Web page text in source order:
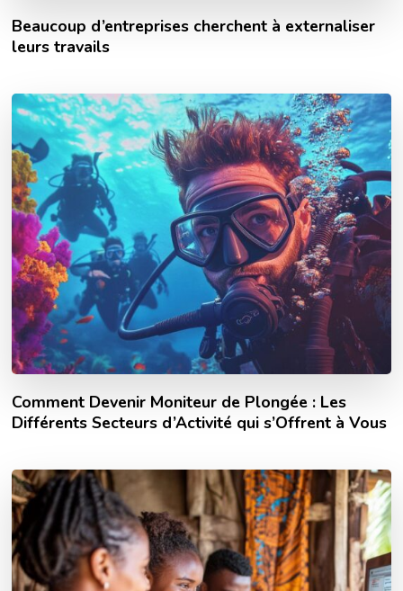
Beaucoup d’entreprises cherchent à externaliser
leurs travails
Comment Devenir Moniteur de Plongée : Les
Différents Secteurs d’Activité qui s’Offrent à Vous